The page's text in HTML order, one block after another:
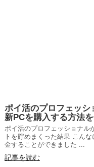
ポイ活のプロフェッシ
新PCを購入する方法
ポイ活のプロフェッショナル
トを貯めまくった結果 こん
金することができました ...
記事を読む